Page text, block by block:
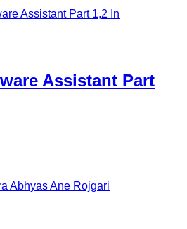
Assistant Part